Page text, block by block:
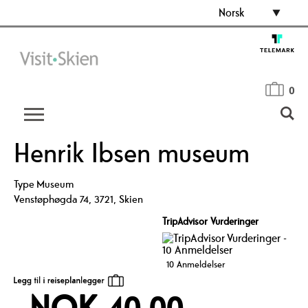
Norsk
0
Henrik Ibsen museum
TypeMuseum
Venstøphøgda 74, 3721, Skien
TripAdvisor Vurderinger
10 Anmeldelser